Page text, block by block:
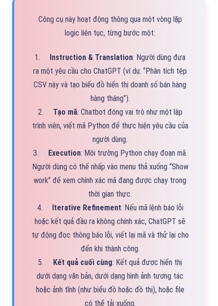
Công cụ này hoạt động thông qua một vòng lặp
logic liên tục, từng bước một:
1. Instruction & Translation: Người dùng đưa
ra một yêu cầu cho ChatGPT (ví dụ: “Phân tích tệp
CSV này và tạo biểu đồ hiển thị doanh số bán hàng
hàng tháng”).
2. Tạo mã: Chatbot đóng vai trò như một lập
trình viên, viết mã Python để thực hiện yêu cầu của
người dùng.
3. Execution: Môi trường Python chạy đoạn mã.
Người dùng có thể nhấp vào menu thả xuống “Show
work” để xem chính xác mã đang được chạy trong
thời gian thực.
4. Iterative Refinement: Nếu mã lệnh báo lỗi
hoặc kết quả đầu ra không chính xác, ChatGPT sẽ
tự động đọc thông báo lỗi, viết lại mã và thử lại cho
đến khi thành công.
5. Kết quả cuối cùng: Kết quả được hiển thị
dưới dạng văn bản, dưới dạng hình ảnh tương tác
hoặc ảnh tĩnh (như biểu đồ hoặc đồ thị), hoặc file
có thể tải xuống.